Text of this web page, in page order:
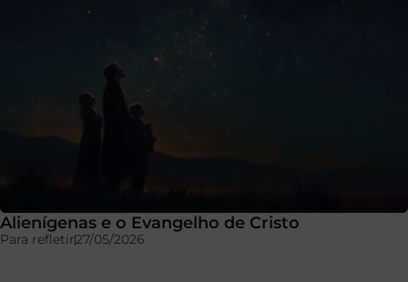
Alienígenas e o Evangelho de Cristo
Para refletir27/05/2026